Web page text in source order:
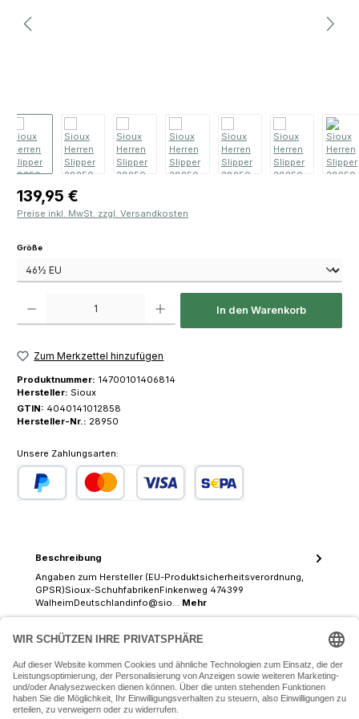
Regulärer Preis:
139,95 €
Preise inkl. MwSt. zzgl. Versandkosten
Größeauswählen
In den Warenkorb
Zum Merkzettel hinzufügen
Produktnummer: 14700101406814
Hersteller: Sioux
GTIN: 4040141012858
Hersteller-Nr.: 28950
Unsere Zahlungsarten:
Beschreibung
Angaben zum Hersteller (EU-Produktsicherheitsverordnung,
GPSR)Sioux-SchuhfabrikenFinkenweg 474399
WalheimDeutschlandinfo@sio… Mehr
07243 54050 (Mo-Fr: 9.30 - 18:30 Uhr Sa: 9:30 - 16 Uhr)
SERVICE-HOTLINE